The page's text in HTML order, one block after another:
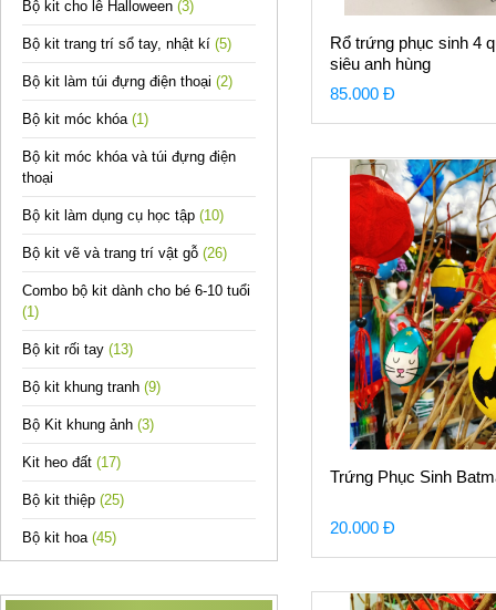
Bộ kit cho lễ Halloween (3)
Bộ kit trang trí sổ tay, nhật kí (5)
Bộ kit làm túi đựng điện thoại (2)
Bộ kit móc khóa (1)
Bộ kit móc khóa và túi đựng điện
thoại
Bộ kit làm dụng cụ học tập (10)
Bộ kit vẽ và trang trí vật gỗ (26)
Combo bộ kit dành cho bé 6-10 tuổi
(1)
Bộ kit rối tay (13)
Bộ kit khung tranh (9)
Bộ Kit khung ảnh (3)
Kit heo đất (17)
Bộ kit thiệp (25)
Bộ kit hoa (45)
Rổ trứng phục sinh 4
siêu anh hùng
85.000 Đ
Trứng Phục Sinh
20.000 Đ